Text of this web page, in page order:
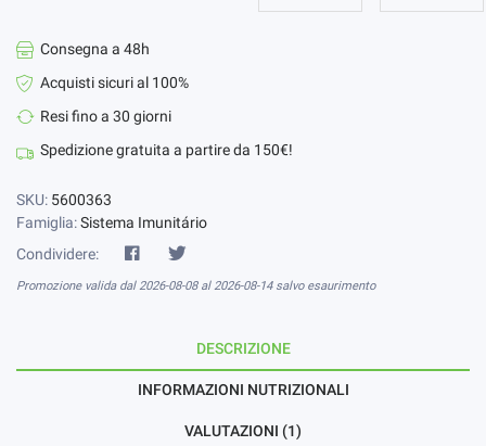
Consegna a 48h
Acquisti sicuri al 100%
Resi fino a 30 giorni
Spedizione gratuita a partire da 150€!
SKU: 5600363
Famiglia:Sistema Imunitário
Condividere:
Promozione valida dal 2026-08-08 al 2026-08-14 salvo esaurimento
DESCRIZIONE
INFORMAZIONI NUTRIZIONALI
VALUTAZIONI (1)